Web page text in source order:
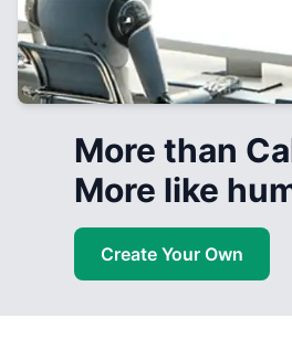
More than
More like
Create Your Own